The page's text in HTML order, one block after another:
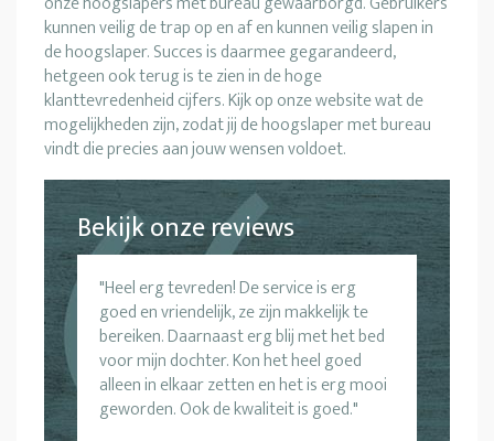
kunnen veilig de trap op en af en kunnen veilig slapen in
de hoogslaper. Succes is daarmee gegarandeerd,
hetgeen ook terug is te zien in de hoge
klanttevredenheid cijfers. Kijk op onze website wat de
mogelijkheden zijn, zodat jij de hoogslaper met bureau
vindt die precies aan jouw wensen voldoet.
Bekijk onze reviews
Heel erg tevreden! De service is erg
goed en vriendelijk, ze zijn makkelijk te
bereiken. Daarnaast erg blij met het bed
voor mijn dochter. Kon het heel goed
alleen in elkaar zetten en het is erg mooi
geworden. Ook de kwaliteit is goed.